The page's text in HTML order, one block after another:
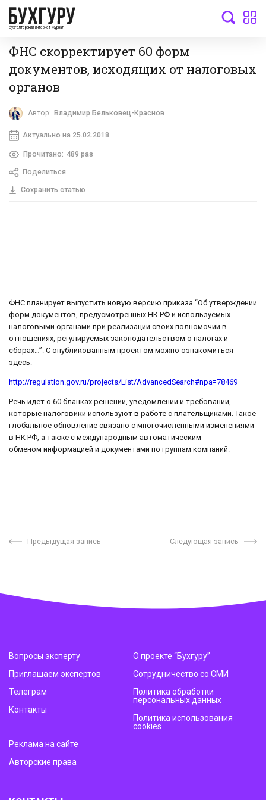
бухгалтерский интернет-журнал
ФНС скорректирует 60 форм
документов, исходящих от налоговых
органов
Автор: Владимир Бельковец-Краснов
Актуально на 25.02.2018
Прочитано: 489 раз
Поделиться
Сохранить статью
ФНС планирует выпустить новую версию приказа “Об утверждении
форм документов, предусмотренных НК РФ и используемых
налоговыми органами при реализации своих полномочий в
отношениях, регулируемых законодательством о налогах и
сборах…”. С опубликованным проектом можно ознакомиться
здесь:
http://regulation.gov.ru/projects/List/AdvancedSearch#npa=78469
Речь идёт о 60 бланках решений, уведомлений и требований,
которые налоговики используют в работе с плательщиками. Такое
глобальное обновление связано с многочисленными изменениями
в НК РФ, а также с международным автоматическим
обменом информацией и документами по группам компаний.
Предыдущая запись Следующая запись
Вопросы эксперту
Приглашаем экспертов
Телеграм
Контакты
О проекте “Бухгуру”
Сотрудничество со СМИ
Политика обработки
персональных данных
Политика использования
cookies
Реклама на сайте
Авторские права